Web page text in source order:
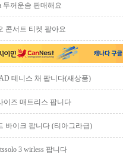
두꺼운솜 판매해요
콘서트 티켓 팔아요
테니스 채 팝니다(새상품)
이즈 매트리스 팝니다
바이크 팝니다 (티아그라급)
3 wirless 팝니다